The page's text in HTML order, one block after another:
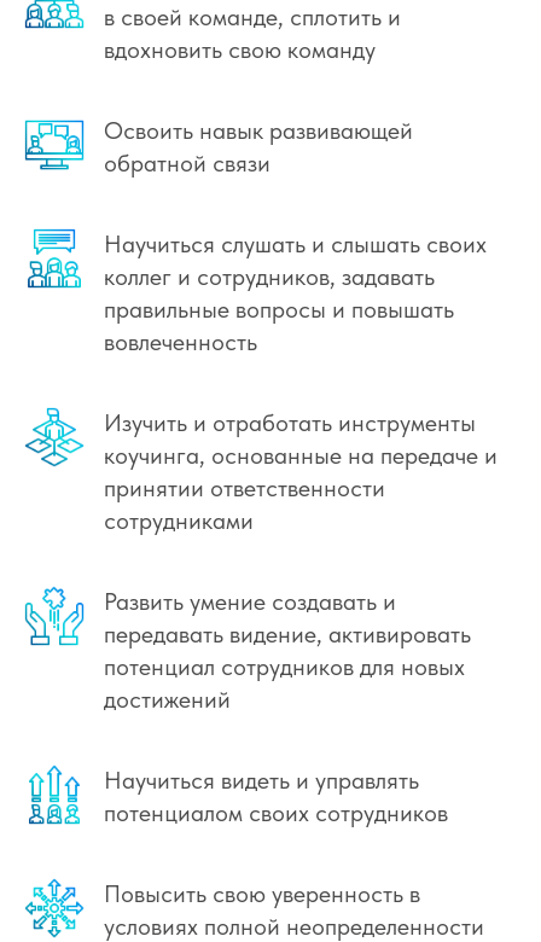
в своей команде, сплотить и
вдохновить свою команду
Освоить навык развивающей
обратной связи
Научиться слушать и слышать своих
коллег и сотрудников, задавать
правильные вопросы и повышать
вовлеченность
Изучить и отработать инструменты
коучинга, основанные на передаче и
принятии ответственности
сотрудниками
Развить умение создавать и
передавать видение, активировать
потенциал сотрудников для новых
достижений
Научиться видеть и управлять
потенциалом своих сотрудников
Повысить свою уверенность в
условиях полной неопределенности